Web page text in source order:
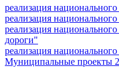
реализация
реализация
реализация
дороги"
реализация
Муниципальные проекты